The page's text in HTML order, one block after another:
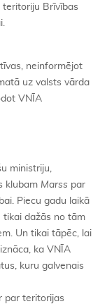
teritoriju Brīvības
neinformējot
uz valsts vārda
VNĪA
ministriju,
klubam Marss par
Piecu gadu laikā
tikai dažās no tām
Un tikai tāpēc, lai
ka VNĪA
kuru galvenais
par teritorijas